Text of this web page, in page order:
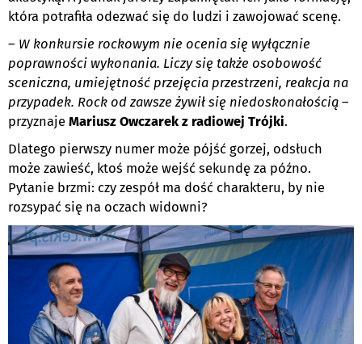
która potrafiła odezwać się do ludzi i zawojować scenę.
– W konkursie rockowym nie ocenia się wyłącznie
poprawności wykonania. Liczy się także osobowość
sceniczna, umiejętność przejęcia przestrzeni, reakcja na
przypadek. Rock od zawsze żywił się niedoskonałością –
przyznaje Mariusz Owczarek z radiowej Trójki.
Dlatego pierwszy numer może pójść gorzej, odsłuch
może zawieść, ktoś może wejść sekundę za późno.
Pytanie brzmi: czy zespół ma dość charakteru, by nie
rozsypać się na oczach widowni?